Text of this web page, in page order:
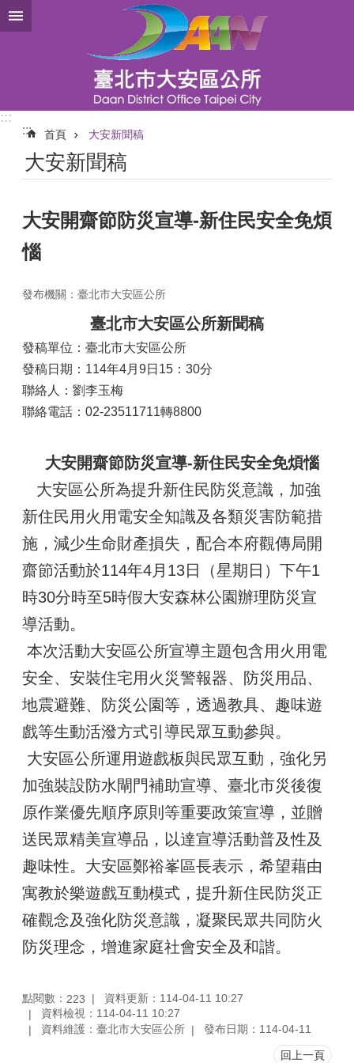
跳到主要內容區塊
:::
:::
首頁 大安新聞稿
大安新聞稿
大安開齋節防災宣導-新住民安全免煩
惱
發布機關：臺北市大安區公所
臺北市大安區公所新聞稿
發稿單位：臺北市大安區公所
發稿日期：114年4月9日15：30分
聯絡人：劉李玉梅
聯絡電話：02-23511711轉8800
大安開齋節防災宣導-新住民安全免煩惱
大安區公所為提升新住民防災意識，加強
新住民用火用電安全知識及各類災害防範措
施，減少生命財產損失，配合本府觀傳局開
齋節活動於114年4月13日（星期日）下午1
時30分時至5時假大安森林公園辦理防災宣
導活動。
本次活動大安區公所宣導主題包含用火用電
安全、安裝住宅用火災警報器、防災用品、
地震避難、防災公園等，透過教具、趣味遊
戲等生動活潑方式引導民眾互動參與。
大安區公所運用遊戲板與民眾互動，強化另
加強裝設防水閘門補助宣導、臺北市災後復
原作業優先順序原則等重要政策宣導，並贈
送民眾精美宣導品，以達宣導活動普及性及
趣味性。大安區鄭裕峯區長表示，希望藉由
寓教於樂遊戲互動模式，提升新住民防災正
確觀念及強化防災意識，凝聚民眾共同防火
防災理念，增進家庭社會安全及和諧。
點閱數： 223
資料更新：114-04-11 10:27
資料檢視：114-04-11 10:27
資料維護：臺北市大安區公所
發布日期：114-04-11
回上一頁